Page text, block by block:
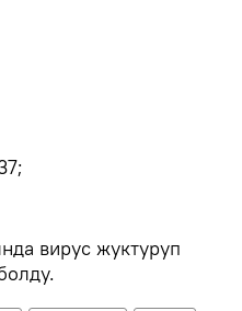
вирус жуктуруп